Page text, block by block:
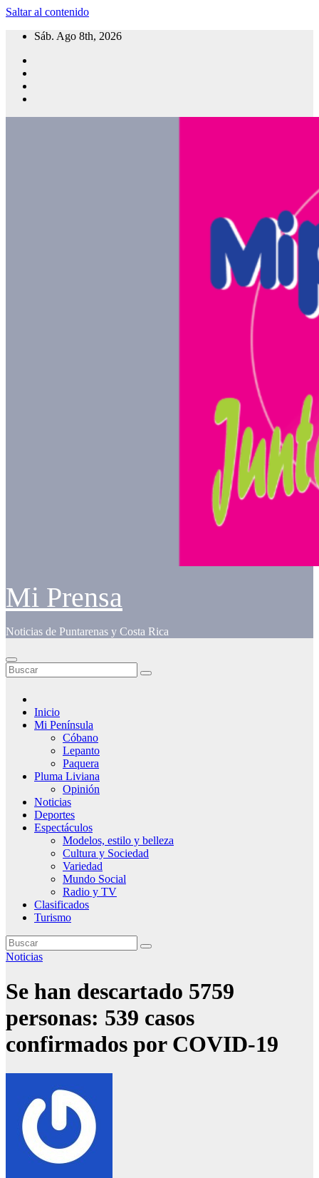
Saltar al contenido
Sáb. Ago 8th, 2026
Mi Prensa
Noticias de Puntarenas y Costa Rica
Inicio
Mi Península
Cóbano
Lepanto
Paquera
Pluma Liviana
Opinión
Noticias
Deportes
Espectáculos
Modelos, estilo y belleza
Cultura y Sociedad
Variedad
Mundo Social
Radio y TV
Clasificados
Turismo
Noticias
Se han descartado 5759
personas: 539 casos
confirmados por COVID-19